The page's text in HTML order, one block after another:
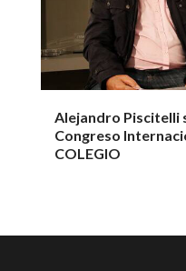
Alejandro Piscitelli
Congreso
COLEGIO